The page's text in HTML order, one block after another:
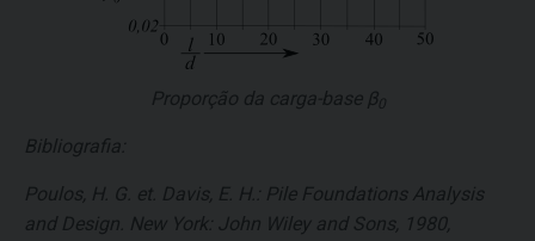
Proporção da carga-base β0
Bibliografia:
Poulos, H. G. et. Davis, E. H.: Pile Foundations Analysis
and Design. New York: John Wiley and Sons, 1980,